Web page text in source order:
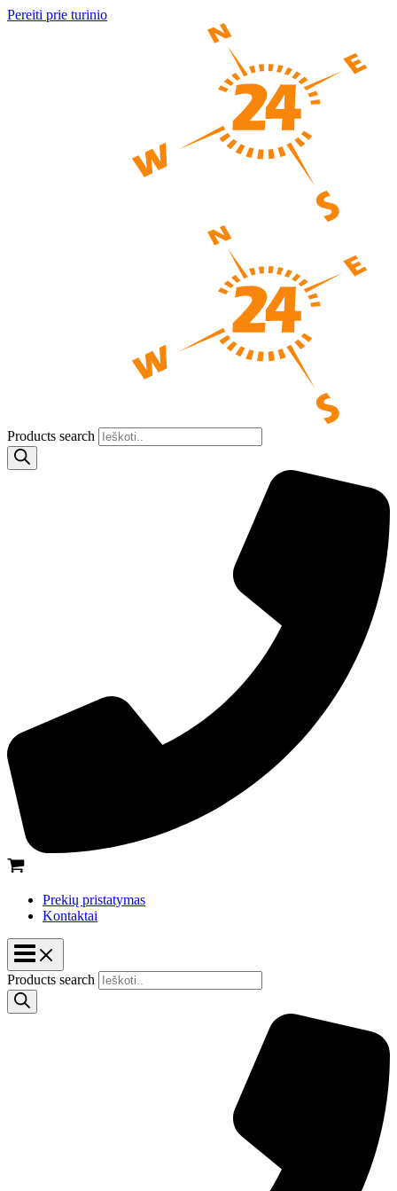
Pereiti prie turinio
Products search
Prekių pristatymas
Kontaktai
Products search